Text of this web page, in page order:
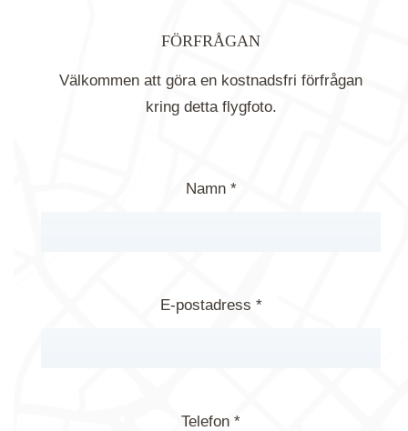
FÖRFRÅGAN
Välkommen att göra en kostnadsfri förfrågan
kring detta flygfoto.
Namn *
E-postadress *
Telefon *